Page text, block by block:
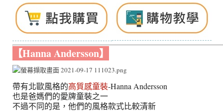
【Hanna Andersson】
帶有北歐風格的高質感童裝-Hanna Andersson
也是爸媽們的愛牌童裝之一
不過不同的是，他們的風格款式比較清新